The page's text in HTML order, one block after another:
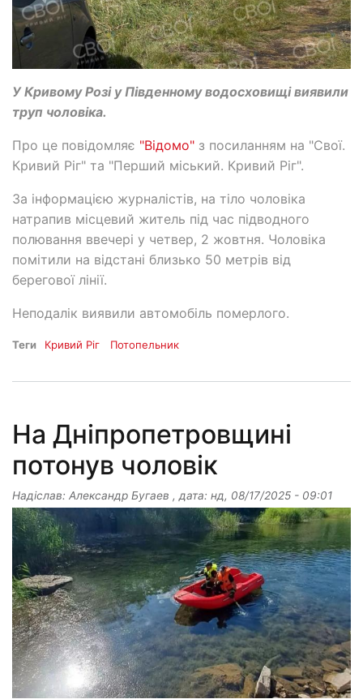
У Кривому Розі у Південному водосховищі виявили
труп чоловіка.
Про це повідомляє "Відомо" з посиланням на "Свої.
Кривий Ріг" та "Перший міський. Кривий Ріг".
За інформацією журналістів, на тіло чоловіка
натрапив місцевий житель під час підводного
полювання ввечері у четвер, 2 жовтня. Чоловіка
помітили на відстані близько 50 метрів від
берегової лінії.
Неподалік виявили автомобіль померлого.
Теги Кривий Ріг Потопельник
На Дніпропетровщині
потонув чоловік
Надіслав: Александр Бугаев , дата: нд, 08/17/2025 - 09:01